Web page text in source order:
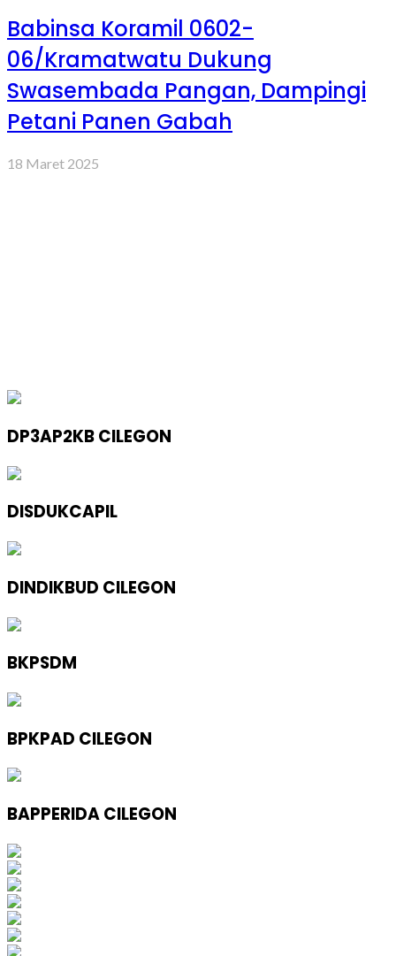
Babinsa Koramil 0602-
06/Kramatwatu Dukung
Swasembada Pangan, Dampingi
Petani Panen Gabah
18 Maret 2025
DP3AP2KB CILEGON
DISDUKCAPIL
DINDIKBUD CILEGON
BKPSDM
BPKPAD CILEGON
BAPPERIDA CILEGON